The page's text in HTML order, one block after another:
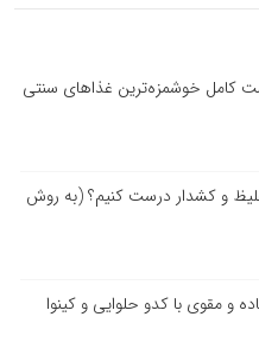
کامل خوشمزه‌ترین غذاهای سنتی
و کشدار درست کنیم؟ (به روش
و مقوی با کدو حلوایی و کینوا